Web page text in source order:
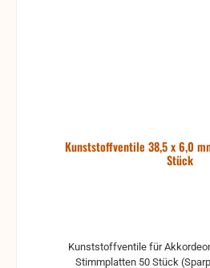
Kunststoffventile 38,5 x 6,0
Stück
Kunststoffventile für